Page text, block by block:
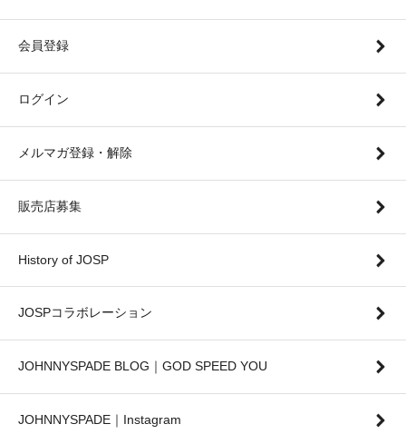
会員登録
ログイン
メルマガ登録・解除
販売店募集
History of JOSP
JOSPコラボレーション
JOHNNYSPADE BLOG｜GOD SPEED YOU
JOHNNYSPADE｜Instagram